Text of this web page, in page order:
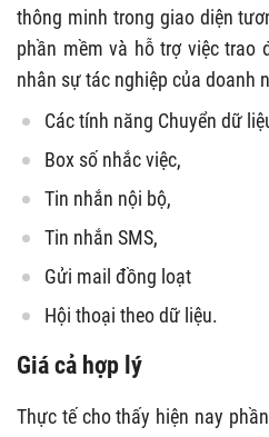
thông minh trong giao diện
phần mềm và hỗ trợ việc trao
nhân sự tác nghiệp của doanh
Các tính năng Chuyển dữ
Box số nhắc việc,
Tin nhắn nội bộ,
Tin nhắn SMS,
Gửi mail đồng loạt
Hội thoại theo dữ liệu.
Giá cả hợp lý
Thực tế cho thấy hiện nay